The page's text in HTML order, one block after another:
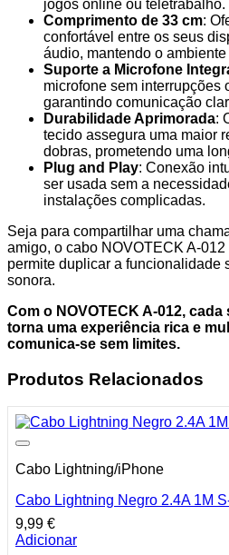
jogos online ou teletrabalho.
Comprimento de 33 cm:
confortável entre os seus
áudio, mantendo o
Suporte a Microfone
microfone sem interrupções
garantindo comunicação
Durabilidade Aprimorada:
tecido assegura uma maior
dobras, prometendo uma
Plug and Play: Conexão
ser usada sem a
instalações complicadas.
Seja para compartilhar uma
amigo, o cabo NOVOTECK A-
permite duplicar a funcionalidade
sonora.
Com o NOVOTECK A-012,
torna uma experiência rica e
comunica-se sem limites.
Produtos Relacionados
Cabo Lightning/iPhone
Cabo Lightning Negro 2.4A 1M
9,99 €
Adicionar